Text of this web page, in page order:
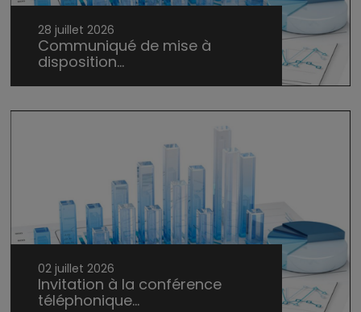
28 juillet 2026
Communiqué de mise à
disposition...
02 juillet 2026
Invitation à la conférence
téléphonique...